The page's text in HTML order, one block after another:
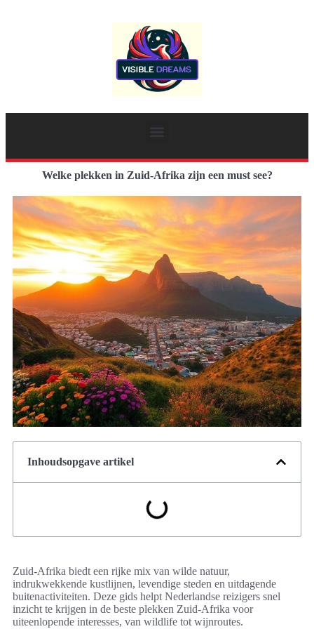
Welke plekken in Zuid-Afrika zijn een must see?
Inhoudsopgave artikel
Zuid-Afrika biedt een rijke mix van wilde natuur,
indrukwekkende kustlijnen, levendige steden en uitdagende
buitenactiviteiten. Deze gids helpt Nederlandse reizigers snel
inzicht te krijgen in de beste plekken Zuid-Afrika voor
uiteenlopende interesses, van wildlife tot wijnroutes.